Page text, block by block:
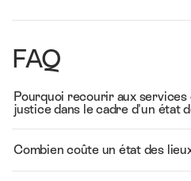
FAQ
Pourquoi recourir aux services
justice dans le cadre d'un état
Combien coûte un état des